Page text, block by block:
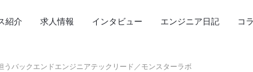
紹介 求人情報 インタビュー エンジニア日記 コ
うバックエンドエンジニアテックリード／モンスターラボ